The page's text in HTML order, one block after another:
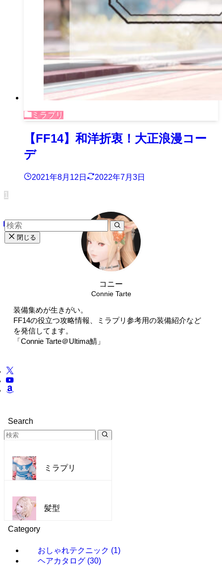
ミラプリ
【FF14】和洋折衷！大正浪漫コー
デ
2021年8月12日 2022年7月3日
1
コニー
Connie Tarte
装備集めが生きがい。
FF14の役立つ攻略情報、ミラプリ参考用の装備紹介など
を発信してます。
「Connie Tarte＠Ultima鯖」
Search
ミラプリ
髪型
Category
おしゃれテクニック (1)
ヘアカタログ (30)
閉じる